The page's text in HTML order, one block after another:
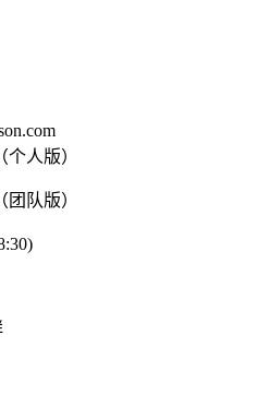
个人版）
团队版）